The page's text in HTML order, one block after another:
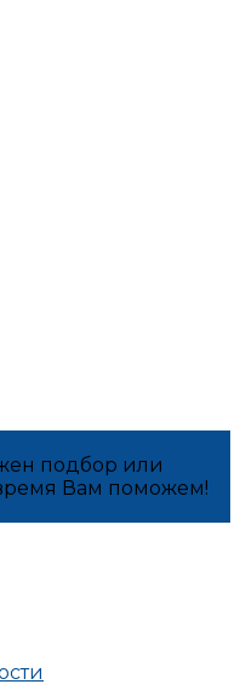
подбор или
Вам поможем!